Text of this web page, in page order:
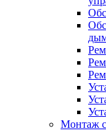
Монтаж